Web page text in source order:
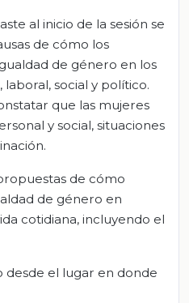
al inicio de la sesión se
de cómo los
de género en los
social y político.
que las mujeres
y social, situaciones
de cómo
de género en
cotidiana, incluyendo el
el lugar en donde